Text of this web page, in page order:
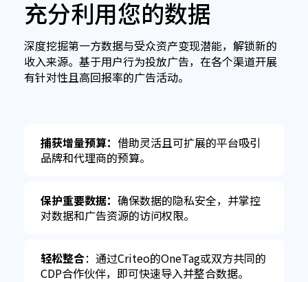
充分利用您的数据
深度挖掘第一方数据与受众资产变现潜能，解锁新的
收入来源。基于用户行为投放广告，在各个渠道开展
有针对性且高回报率的广告活动。
捕获增量预算： 借助灵活且可扩展的平台吸引
品牌和代理商的预算。
保护重要数据： 确保数据的隐私安全，并掌控
对数据和广告资源的访问权限。
轻松整合：通过Criteo的OneTag或双方共同的
CDP合作伙伴，即可快速导入并整合数据。